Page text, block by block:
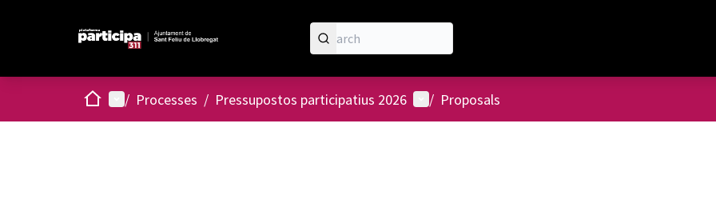
HomeMain menu
/ Processes / Pressupostos participatius 2026 User menu
/ Proposals